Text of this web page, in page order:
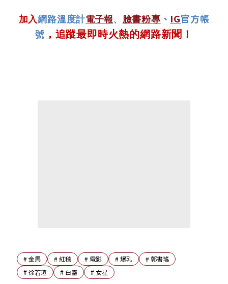
加入網路溫度計電子報、 臉書粉專 、 IG官方帳
號 ，追蹤最即時火熱的網路新聞！
#金馬 #紅毯 # 電影 #爆乳 #郭書瑤
#徐若瑄 # 白靈 # 女星